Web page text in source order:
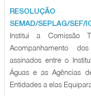
SEMAD/SEPLAG/
Institui a Comissão
Acompanhamento
assinados entre o
Águas e as Agências
Entidades a elas